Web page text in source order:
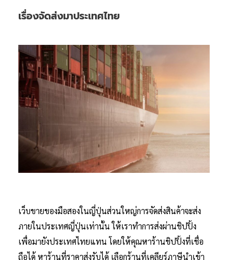
เรื่องจัดส่งมาประเทศไทย
เว็บขายของมือสองในญี่ปุ่นส่วนใหญ่การจัดส่งสินค้าจะส่ง
ภายในประเทศญี่ปุ่นเท่านั้น ให้เราทำการส่งผ่านชิปปิ้ง
เพื่อมายังประเทศไทยแทน โดยให้คุณหาร้านชิปปิ้งที่เชื่อ
ถือได้ หาร้านที่ราคาส่งรับได้ เลือกร้านที่เคลียร์ภาษีนำเข้า